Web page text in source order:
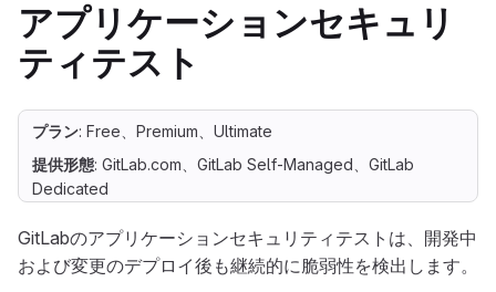
アプリケーションセキュリ
ティテスト
プラン: Free、Premium、Ultimate
提供形態: GitLab.com、GitLab Self-Managed、GitLab
Dedicated
GitLabのアプリケーションセキュリティテストは、開発中
および変更のデプロイ後も継続的に脆弱性を検出します。